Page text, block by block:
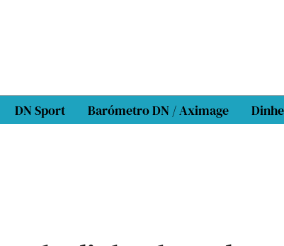
DN Sport Barómetro DN / Aximage